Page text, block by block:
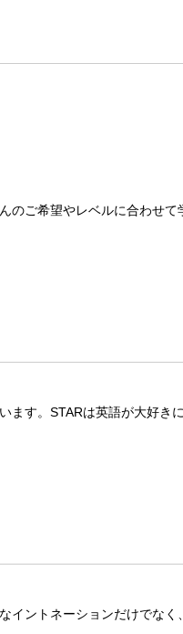
のご希望やレベルに合わせ
す。STARは英語が大好き
ントネーションだけでなく